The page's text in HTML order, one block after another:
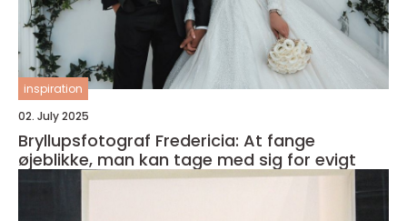
inspiration
02. July 2025
Bryllupsfotograf Fredericia: At fange
øjeblikke, man kan tage med sig for evigt